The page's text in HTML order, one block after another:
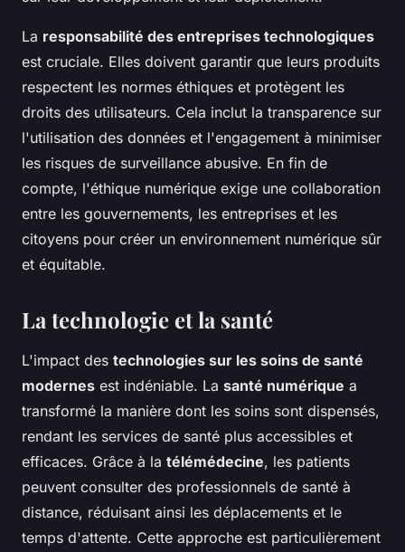
La responsabilité des entreprises technologiques
est cruciale. Elles doivent garantir que leurs produits
respectent les normes éthiques et protègent les
droits des utilisateurs. Cela inclut la transparence sur
l'utilisation des données et l'engagement à minimiser
les risques de surveillance abusive. En fin de
compte, l'éthique numérique exige une collaboration
entre les gouvernements, les entreprises et les
citoyens pour créer un environnement numérique sûr
et équitable.
La technologie et la santé
L'impact des technologies sur les soins de santé
modernes est indéniable. La santé numérique a
transformé la manière dont les soins sont dispensés,
rendant les services de santé plus accessibles et
efficaces. Grâce à la télémédecine, les patients
peuvent consulter des professionnels de santé à
distance, réduisant ainsi les déplacements et le
temps d'attente. Cette approche est particulièrement